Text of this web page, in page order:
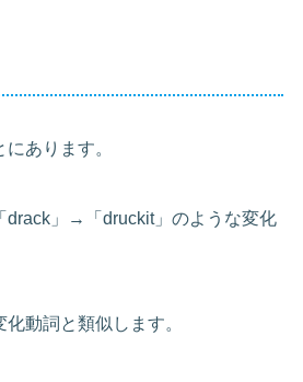
あります。
drack」→「druckit」のような変化
動詞と類似します。